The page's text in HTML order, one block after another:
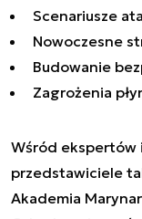
Scenariusze
Nowoczesne
Budowanie
Zagrożenia
Wśród ekspertów
przedstawiciele
Akademia